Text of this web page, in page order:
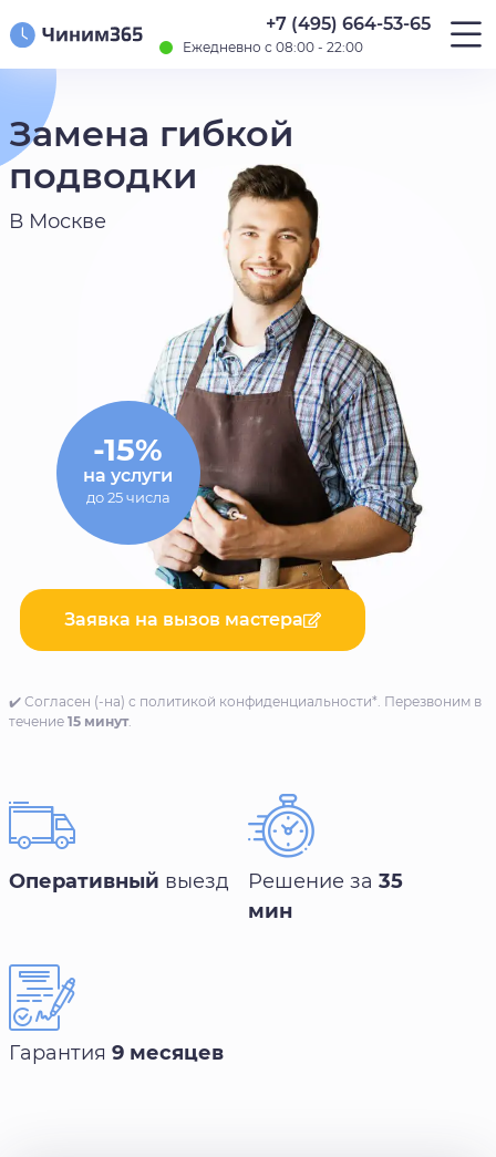
+7 (495) 664-53-65
Ежедневно с 08:00 - 22:00
Замена гибкой
подводки
В Москве
Заявка на вызов мастера
✔️ Согласен (-на) с политикой конфиденциальности*. Перезвоним в
течение 15 минут.
-15%
на услуги
до 25 числа
Оперативный выезд Решение за 35
мин
Гарантия 9 месяцев